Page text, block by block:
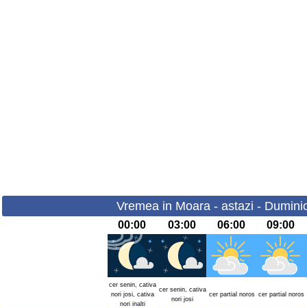
Vremea in Moara - astazi -
00:00 03:00 06:00 09:00
cer senin, cativa
nori josi, cativa
nori inalti
cer senin, cativa
nori josi
cer partial noros cer partial noros